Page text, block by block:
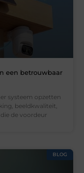
een betrouwbaar
systeem opzetten
beeldkwaliteit,
de voordeur
BLOG